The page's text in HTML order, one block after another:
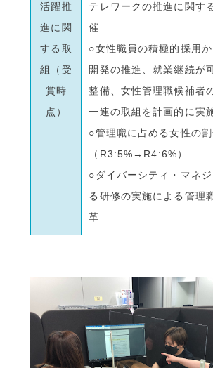
活躍推
進に関
する取
組（受
賞時
点）
テレワークの推進に関す
催
○女性職員の積極的採用
開発の推進、就業継続が
整備、女性管理職候補者
一連の取組を計画的に実
○管理職に占める女性の割
（R3:5%→R4:6%）
○ダイバーシティ・マネ
る研修の実施による管理
革